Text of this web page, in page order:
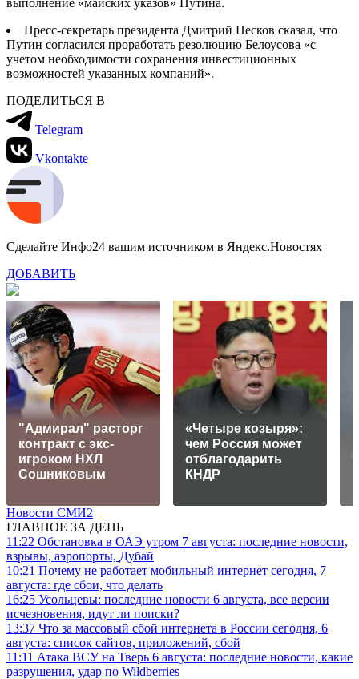
Пресс-секретарь президента Дмитрий Песков сказал, что
Путин согласился проработать резолюцию Белоусова «с
учетом необходимости сохранения инвестиционных
возможностей указанных компаний».
ПОДЕЛИТЬСЯ В
Telegram
Vkontakte
Сделайте Инфо24 вашим источником в Яндекс.Новостях
ДОБАВИТЬ
"Адмирал" расторг
контракт с экс-
игроком НХЛ
Сошниковым
«Четыре козыря»:
чем Россия может
отблагодарить
КНДР
Новости СМИ2
ГЛАВНОЕ ЗА ДЕНЬ
11:22 Обстановка в ОАЭ утром 7 августа: последние новости,
взрывы, аэропорты, Дубай
10:21 Почему не работает мобильный интернет сегодня, 7
августа: где сбои, что делать
16:25 Усольцевы: последние новости 6 августа, все версии
исчезновения, идут ли поиски?
13:37 Что за массовый сбой интернета в России сегодня, 6
августа: список сайтов, приложений, сбой
11:11 Атака ВСУ на Тверь 6 августа: последние новости, какие
разрушения, удар по Wildberries